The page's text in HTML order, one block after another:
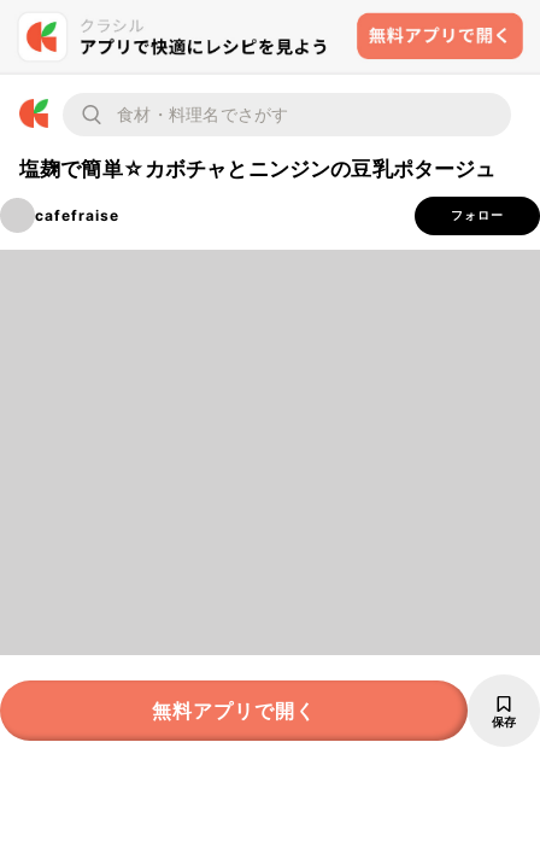
塩麹で簡単☆カボチャとニンジンの豆乳ポタージュ
cafefraise フォロー
無料アプリで開く 保存